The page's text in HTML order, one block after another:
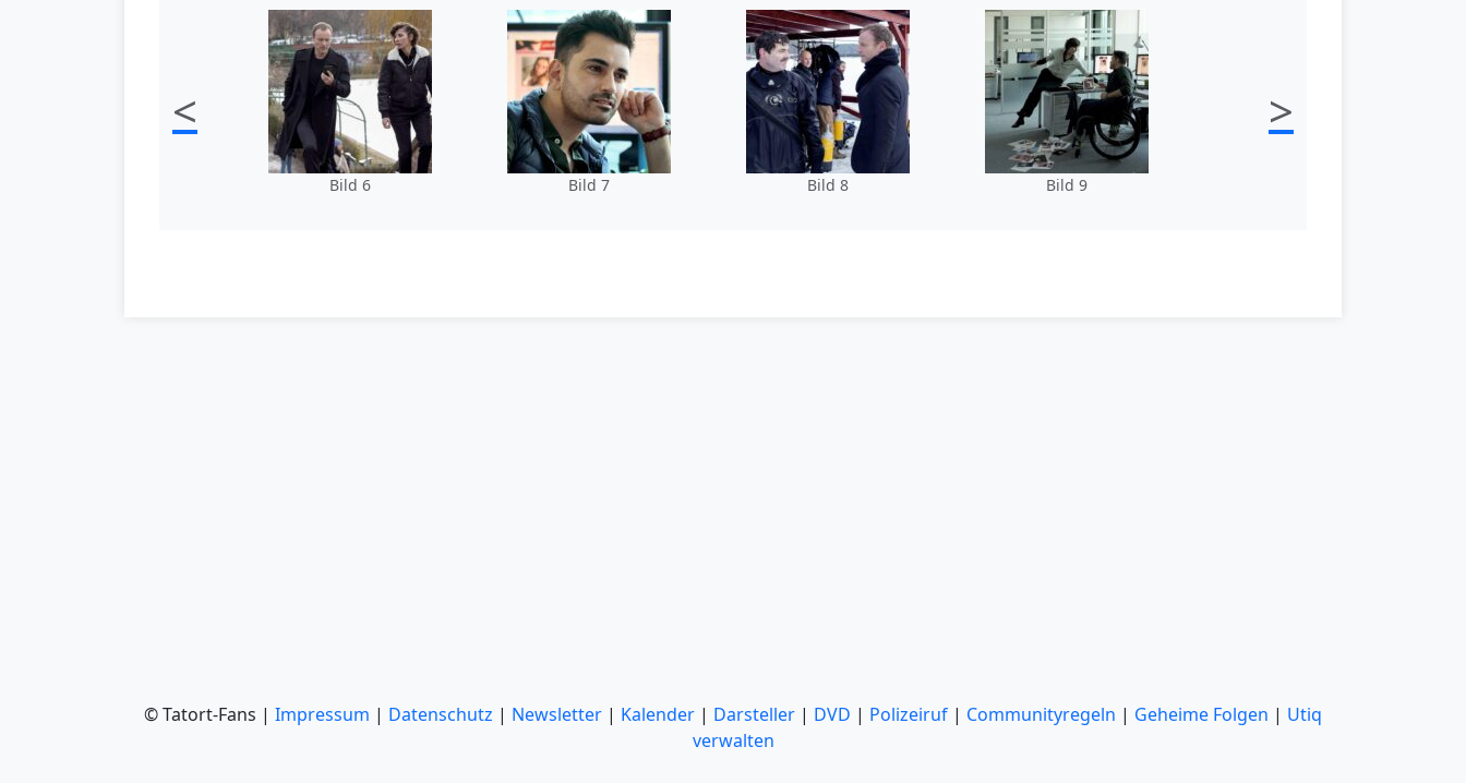
<
Bild 6 Bild 7 Bild 8 Bild 9
>
© Tatort-Fans | Impressum | Datenschutz | Newsletter | Kalender | Darsteller | DVD | Polizeiruf | Communityregeln | Geheime Folgen | Utiq
verwalten